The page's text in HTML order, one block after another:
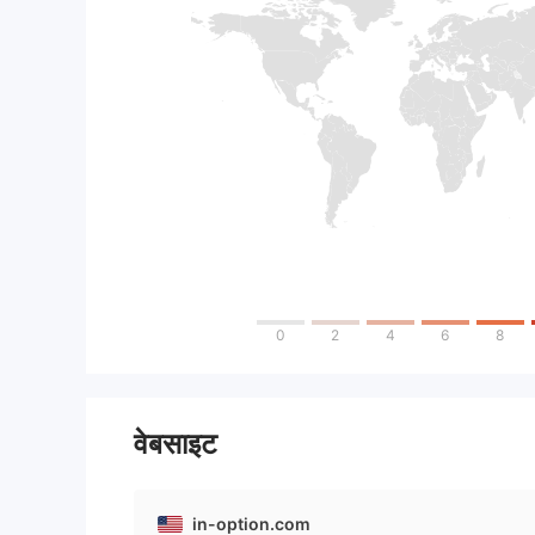
0 2 4 6 8
वेबसाइट
in-option.com